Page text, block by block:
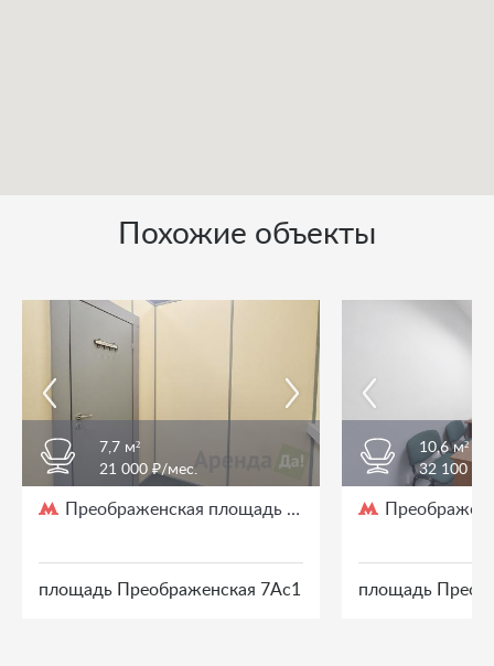
Похожие объекты
7,7 м²
21 000 ₽/мес.
Преображенская площадь / 3 мин. пешком
площадь Преображенская 7Ас1
10,6 м²
32 100 ₽/
площадь